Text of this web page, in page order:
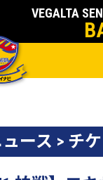
VEGALTA
ース > チ